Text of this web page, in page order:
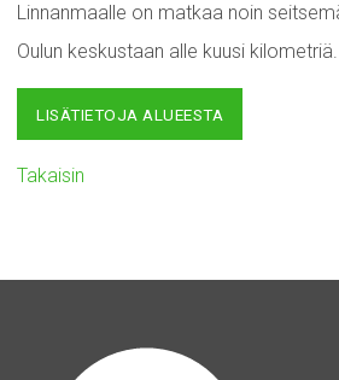
Linnanmaalle on matkaa noin
Oulun keskustaan alle kuusi kilometriä.
LISÄTIETOJA ALUEESTA
Takaisin